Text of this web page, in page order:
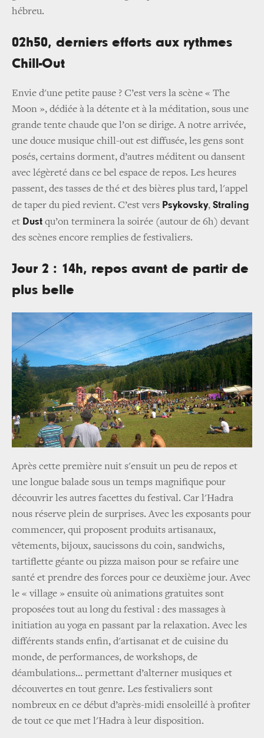
hébreu.
02h50, derniers efforts aux rythmes
Chill-Out
Envie d'une petite pause ? C’est vers la scène « The
Moon », dédiée à la détente et à la méditation, sous une
grande tente chaude que l’on se dirige. A notre arrivée,
une douce musique chill-out est diffusée, les gens sont
posés, certains dorment, d’autres méditent ou dansent
avec légèreté dans ce bel espace de repos. Les heures
passent, des tasses de thé et des bières plus tard, l'appel
de taper du pied revient. C’est vers Psykovsky, Straling
et Dust qu’on terminera la soirée (autour de 6h) devant
des scènes encore remplies de festivaliers.
Jour 2 : 14h, repos avant de partir de
plus belle
Après cette première nuit s'ensuit un peu de repos et
une longue balade sous un temps magnifique pour
découvrir les autres facettes du festival. Car l'Hadra
nous réserve plein de surprises. Avec les exposants pour
commencer, qui proposent produits artisanaux,
vêtements, bijoux, saucissons du coin, sandwichs,
tartiflette géante ou pizza maison pour se refaire une
santé et prendre des forces pour ce deuxième jour. Avec
le « village » ensuite où animations gratuites sont
proposées tout au long du festival : des massages à
initiation au yoga en passant par la relaxation. Avec les
différents stands enfin, d'artisanat et de cuisine du
monde, de performances, de workshops, de
déambulations… permettant d’alterner musiques et
découvertes en tout genre. Les festivaliers sont
nombreux en ce début d’après-midi ensoleillé à profiter
de tout ce que met l'Hadra à leur disposition.